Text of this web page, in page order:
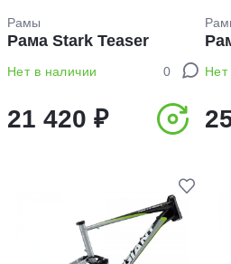
Рамы
Рама Stark Teaser
Нет в наличии 0
21 420 ₽
Нет